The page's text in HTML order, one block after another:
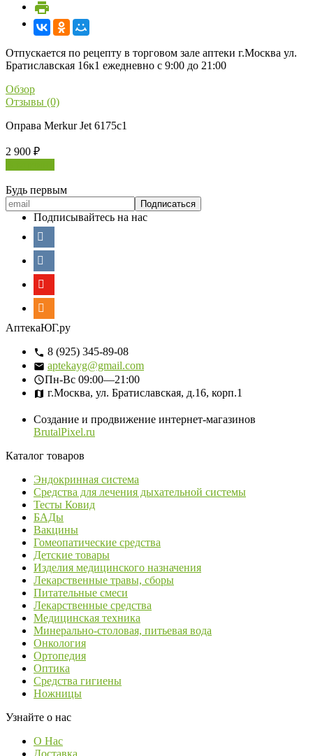
Отпускается по рецепту в торговом зале аптеки г.Москва ул.
Братиславская 16к1 ежедневно с 9:00 до 21:00
Обзор
Отзывы (0)
Оправа Merkur Jet 6175c1
2 900 ₽
Будь первым
Подписывайтесь на нас
АптекаЮГ.ру
8 (925) 345-89-08
aptekayg@gmail.com
Пн-Вс 09:00—21:00
г.Москва, ул. Братиславская, д.16, корп.1
Создание и продвижение интернет-магазинов
BrutalPixel.ru
Каталог товаров
Эндокринная система
Средства для лечения дыхательной системы
Тесты Ковид
БАДы
Вакцины
Гомеопатические средства
Детские товары
Изделия медицинского назначения
Лекарственные травы, сборы
Питательные смеси
Лекарственные средства
Медицинская техника
Минерально-столовая, питьевая вода
Онкология
Ортопедия
Оптика
Средства гигиены
Ножницы
Узнайте о нас
О Нас